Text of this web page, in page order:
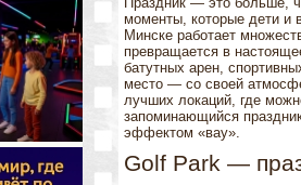
моменты, которые дети и
Минске работает
превращается в
батутных арен,
место — со своей
лучших локаций, где
запоминающийся
эффектом «вау».
Golf Park —